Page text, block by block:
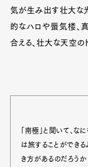
気が生み出す壮大な
的なハロや蜃気楼、
合える、壮大な天空の
「南極」と聞いて、
は旅することができる
き方があるのだろう